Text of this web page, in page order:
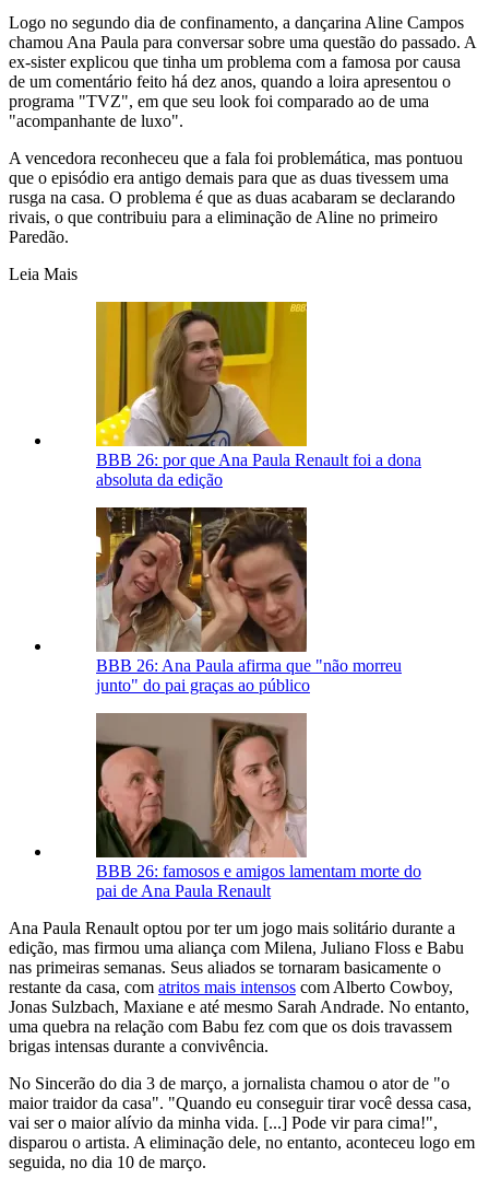
Logo no segundo dia de confinamento, a dançarina Aline Campos
chamou Ana Paula para conversar sobre uma questão do passado. A
ex-sister explicou que tinha um problema com a famosa por causa
de um comentário feito há dez anos, quando a loira apresentou o
programa "TVZ", em que seu look foi comparado ao de uma
"acompanhante de luxo".
A vencedora reconheceu que a fala foi problemática, mas pontuou
que o episódio era antigo demais para que as duas tivessem uma
rusga na casa. O problema é que as duas acabaram se declarando
rivais, o que contribuiu para a eliminação de Aline no primeiro
Paredão.
Leia Mais
BBB 26: por que Ana Paula Renault foi a dona
absoluta da edição
BBB 26: Ana Paula afirma que "não morreu
junto" do pai graças ao público
BBB 26: famosos e amigos lamentam morte do
pai de Ana Paula Renault
Ana Paula Renault optou por ter um jogo mais solitário durante a
edição, mas firmou uma aliança com Milena, Juliano Floss e Babu
nas primeiras semanas. Seus aliados se tornaram basicamente o
restante da casa, com atritos mais intensos com Alberto Cowboy,
Jonas Sulzbach, Maxiane e até mesmo Sarah Andrade. No entanto,
uma quebra na relação com Babu fez com que os dois travassem
brigas intensas durante a convivência.
No Sincerão do dia 3 de março, a jornalista chamou o ator de "o
maior traidor da casa". "Quando eu conseguir tirar você dessa casa,
vai ser o maior alívio da minha vida. [...] Pode vir para cima!",
disparou o artista. A eliminação dele, no entanto, aconteceu logo em
seguida, no dia 10 de março.